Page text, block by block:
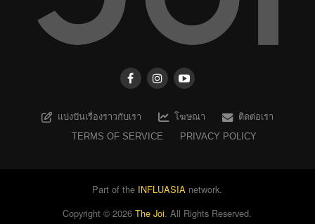
แบ่งปันเรื่องราวกับเรา โฆษณา
ติดต่อเรา
TERMS OF SERVICE
PRIVACY POLICY
Part of the INFLUASIA network.
Copyright ©2026 The Joi. All Rights Reserved.